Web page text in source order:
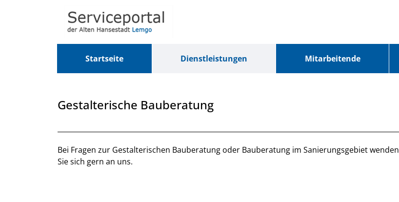
Zum Hauptinhalt springen
Startseite Dienstleistungen Mitarbeitende
Gestalterische Bauberatung
Beschreibung
Bei Fragen zur Gestalterischen Bauberatung oder Bauberatung im Sanierungsgebiet wenden
Sie sich gern an uns.